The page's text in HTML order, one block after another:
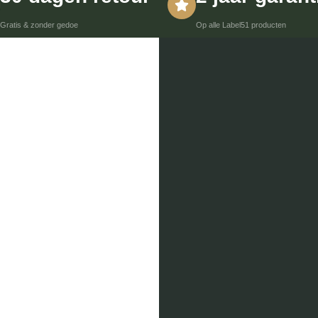
Gratis & zonder gedoe Op alle Label51 producten